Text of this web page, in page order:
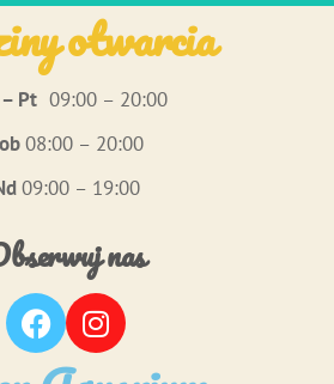
otwarcia
Pt09:00 – 20:00
08:00 – 20:00
09:00 – 19:00
nas